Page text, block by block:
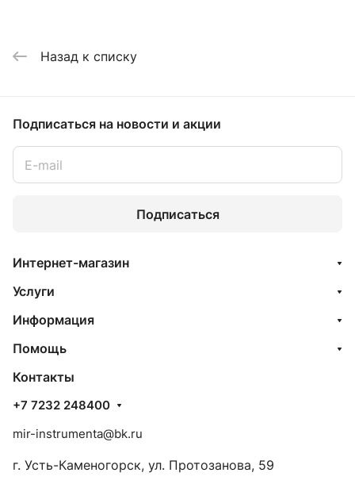
Назад к списку
Подписаться на новости и акции
Подписаться
Интернет-магазин
Услуги
Информация
Помощь
Контакты
+7 7232 248400
mir-instrumenta@bk.ru
г. Усть-Каменогорск, ул. Протозанова, 59